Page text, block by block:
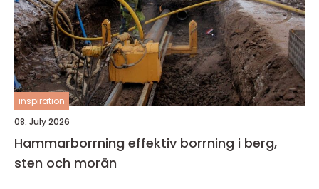
inspiration
08. July 2026
Hammarborrning effektiv borrning i berg,
sten och morän